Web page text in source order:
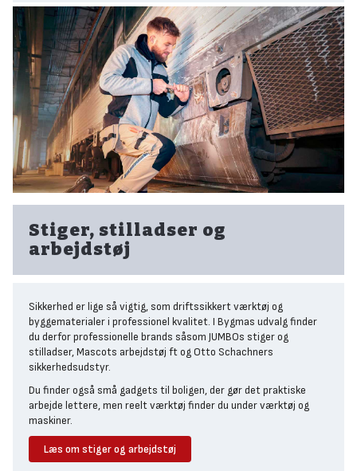
sikre låsesystemer. Vi ønsker at du som kunde investerer i
produkter, som både giver livskvalitet med gør-det-selv
boligindretning men som også giverr langtidsholdbare løsninger.
Elfa opbevaringssystemer
I sortimentet finder duElfas opbevaringsløsninger til indretning
af garderobeentre, walk-in-closet og sågar opbevaring i garagen.
Varde brændeovne
Ved at efterkomme nye lovkrav og høje standarder, leverer Varde
brændeovne, som både er effektive varmekilder, men som også
er flotte samlingspunkter for den hjemlige hygge.
Bordplader i massiv træ eller laminat
Har du brug for plader på mål, kan du kigge i
udvalg af byggeplader.Her finder du alt, uanset om du skal bygge
Til køkken, bryggers eller spisestuebordet har vi bordplader
massiv træ samteksklusive bestillingsprodukter fra DFI Geisler
Stiger, stilladser og
arbejdstøj
Sikkerhed er lige så vigtig, som driftssikkert værktøj og
byggematerialer i professionel kvalitet. I Bygmas udvalg finder
du derfor professionelle brands såsom JUMBOs stiger og
stilladser, Mascots arbejdstøj ft og Otto Schachners
sikkerhedsudstyr.
Du finder også små gadgets til boligen, der gør det praktiske
arbejde lettere, men reelt værktøj finder du under værktøj og
maskiner.
Jumbo stiger og stilladser til byggeprojektet
Læs om stiger og arbejdstøj